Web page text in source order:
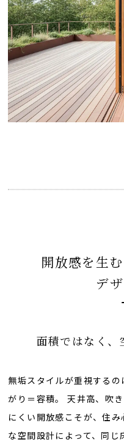
開放感を生
デ
面積ではなく、
無垢スタイルが重視する
がり＝容積。 天井高、吹
にくい開放感こそが、住
な空間設計によって、同